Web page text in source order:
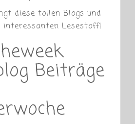
diese tollen Blogs und
Lesestoff!
Beiträge